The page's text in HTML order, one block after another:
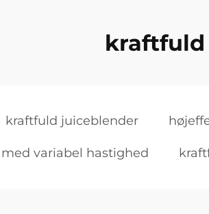
kraftfuld juiceblender
variabel hastighed